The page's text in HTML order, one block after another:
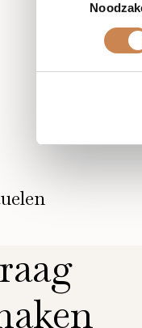
Tijdens deze
behandelplan